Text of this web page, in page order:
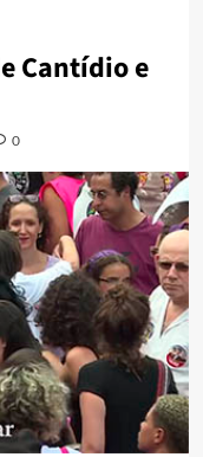
Cantídio e
0